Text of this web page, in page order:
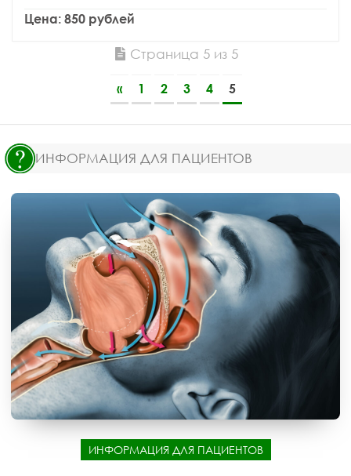
Цена: 850 рублей
Страница 5 из 5
« 1 2 3 4 5
ИНФОРМАЦИЯ ДЛЯ ПАЦИЕНТОВ
ИНФОРМАЦИЯ ДЛЯ ПАЦИЕНТОВ